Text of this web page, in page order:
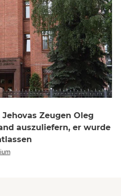
Zeugen Oleg
auszuliefern, er wurde